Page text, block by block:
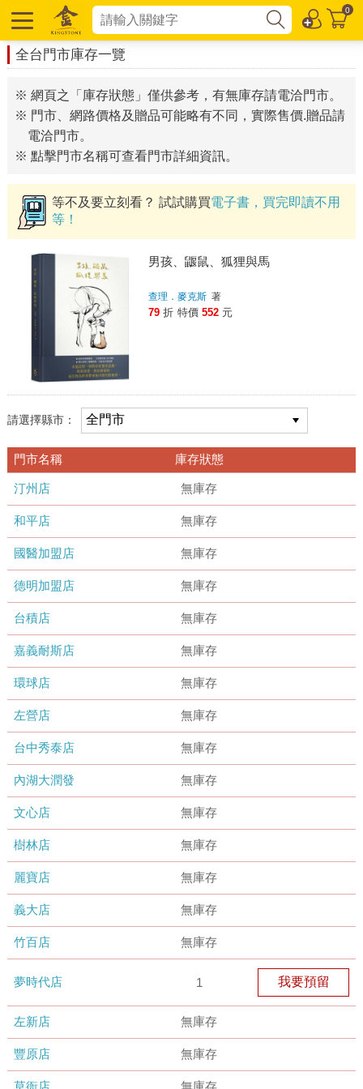
0
全台門市庫存一覽
※ 網頁之「庫存狀態」僅供參考，有無庫存請電洽門市。
※ 門市、網路價格及贈品可能略有不同，實際售價.贈品請
電洽門市。
※ 點擊門市名稱可查看門市詳細資訊。
等不及要立刻看？ 試試購買電子書，買完即讀不用
等！
男孩、鼴鼠、狐狸與馬
查理．麥克斯 著
79 折 特價 552 元
請選擇縣市：
門市名稱 庫存狀態
汀州店 無庫存
和平店 無庫存
國醫加盟店 無庫存
德明加盟店 無庫存
台積店 無庫存
嘉義耐斯店 無庫存
環球店 無庫存
左營店 無庫存
台中秀泰店 無庫存
內湖大潤發 無庫存
文心店 無庫存
樹林店 無庫存
麗寶店 無庫存
義大店 無庫存
竹百店 無庫存
夢時代店 1 我要預留
左新店 無庫存
豐原店 無庫存